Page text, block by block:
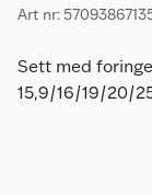
Art nr:
Sett med
15,9/16/19/20/